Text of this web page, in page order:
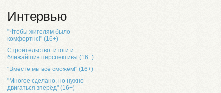
Интервью
"Чтобы жителям было
комфортно!" (16+)
Строительство: итоги и
ближайшие перспективы (16+)
"Вместе мы всё сможем!" (16+)
"Многое сделано, но нужно
двигаться вперёд" (16+)